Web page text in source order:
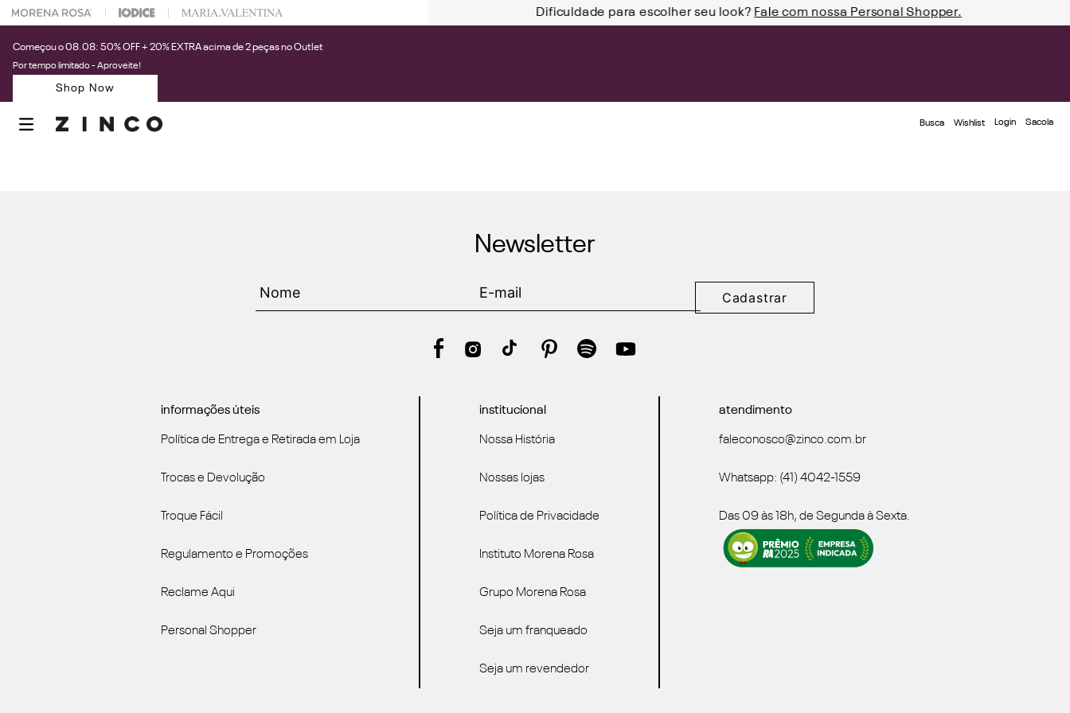
na sua 1° compra usando o cupom: PRIMEIRAZIN Dificuldade para escolher seu look? Fale com nossa Personal Shopper.
Começou o 08.08: 50% OFF + 20% EXTRA acima de 2 peças no Outlet
Por tempo limitado - Aproveite!
Shop Now
Busca Wishlist Login
Newsletter
Cadastrar
informações úteis
Política de Entrega e Retirada em Loja
Trocas e Devolução
Troque Fácil
Regulamento e Promoções
Reclame Aqui
Personal Shopper
institucional
Nossa História
Nossas lojas
Política de Privacidade
Instituto Morena Rosa
Grupo Morena Rosa
Seja um franqueado
Seja um revendedor
atendimento
faleconosco@zinco.com.br
Whatsapp: (41) 4042-1559
Das 09 às 18h, de Segunda à Sexta.